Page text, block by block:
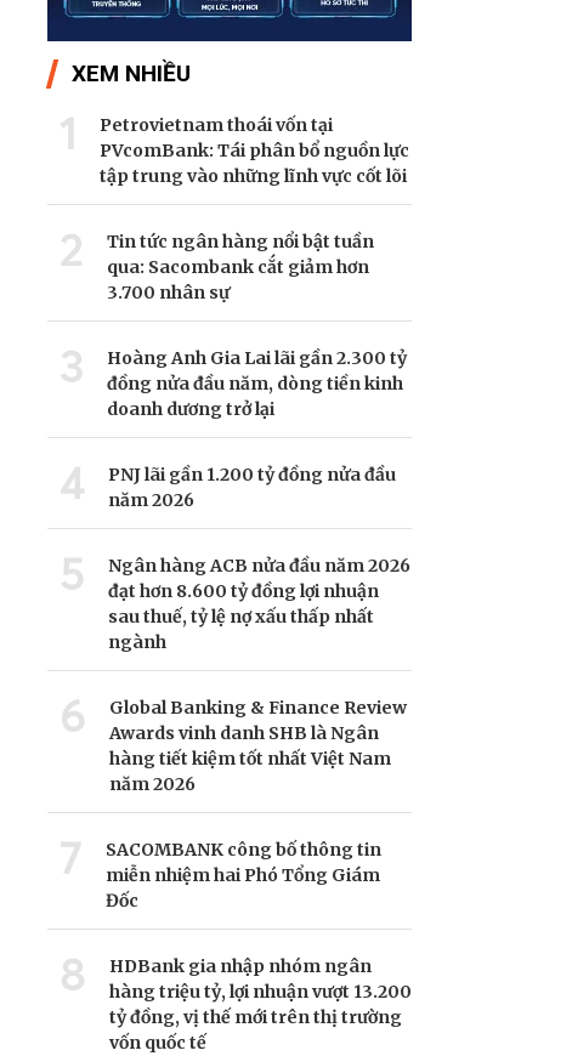
XEM NHIỀU
1
Petrovietnam thoái vốn tại
PVcomBank: Tái phân bổ nguồn lực
tập trung vào những lĩnh vực cốt lõi
2
Tin tức ngân hàng nổi bật tuần
qua: Sacombank cắt giảm hơn
3.700 nhân sự
3
Hoàng Anh Gia Lai lãi gần 2.300 tỷ
đồng nửa đầu năm, dòng tiền kinh
doanh dương trở lại
4
PNJ lãi gần 1.200 tỷ đồng nửa đầu
năm 2026
5
Ngân hàng ACB nửa đầu năm 2026
đạt hơn 8.600 tỷ đồng lợi nhuận
sau thuế, tỷ lệ nợ xấu thấp nhất
ngành
6
Global Banking & Finance Review
Awards vinh danh SHB là Ngân
hàng tiết kiệm tốt nhất Việt Nam
năm 2026
7
SACOMBANK công bố thông tin
miễn nhiệm hai Phó Tổng Giám
Đốc
8
HDBank gia nhập nhóm ngân
hàng triệu tỷ, lợi nhuận vượt 13.200
tỷ đồng, vị thế mới trên thị trường
vốn quốc tế